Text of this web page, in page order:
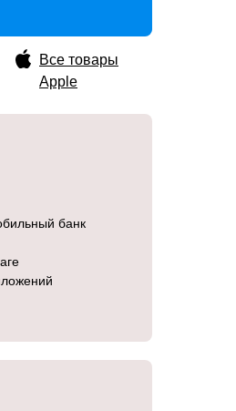
Все товары
Apple
банк